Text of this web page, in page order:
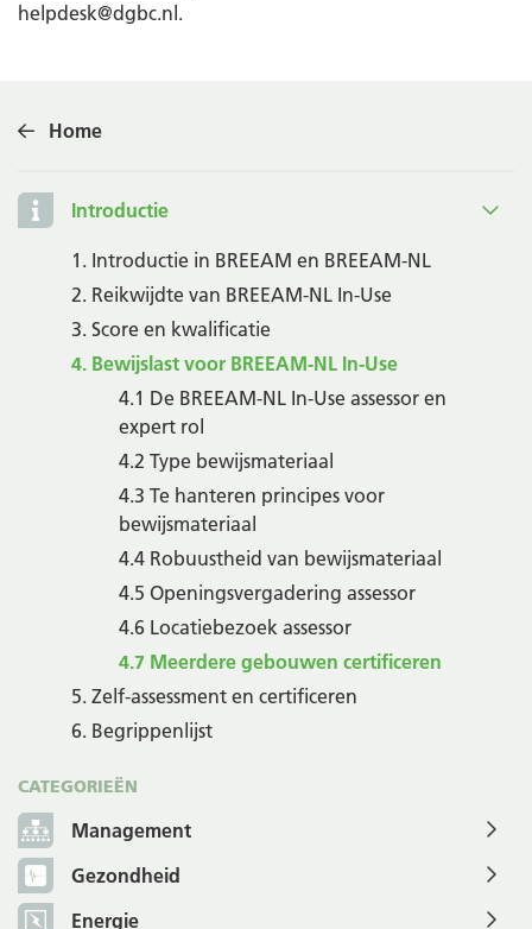
helpdesk@dgbc.nl.
Home
Introductie
1. Introductie in BREEAM en BREEAM-NL
2. Reikwijdte van BREEAM-NL In-Use
3. Score en kwalificatie
4. Bewijslast voor BREEAM-NL In-Use
4.1 De BREEAM-NL In-Use assessor en
expert rol
4.2 Type bewijsmateriaal
4.3 Te hanteren principes voor
bewijsmateriaal
4.4 Robuustheid van bewijsmateriaal
4.5 Openingsvergadering assessor
4.6 Locatiebezoek assessor
4.7 Meerdere gebouwen certificeren
5. Zelf-assessment en certificeren
6. Begrippenlijst
CATEGORIEËN
Management
Gezondheid
Energie